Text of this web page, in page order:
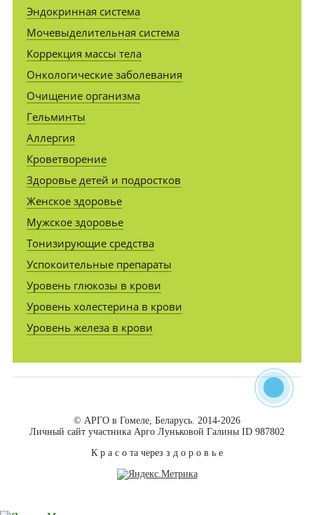
Эндокринная система
Мочевыделительная система
Коррекция массы тела
Онкологические заболевания
Очищение организма
Гельминты
Аллергия
Кроветворение
Здоровье детей и подростков
Женское здоровье
Мужское здоровье
Тонизирующие средства
Успокоительные препараты
Уровень глюкозы в крови
Уровень холестерина в крови
Уровень железа в крови
© АРГО в Гомеле, Беларусь. 2014-2026
Личный сайт участника Арго Луньковой Галины ID 987802
К р а с о та через з д о р о в ь е